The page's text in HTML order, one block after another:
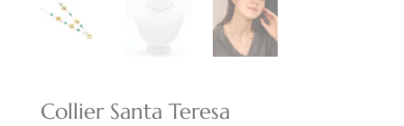
Collier Santa Teresa